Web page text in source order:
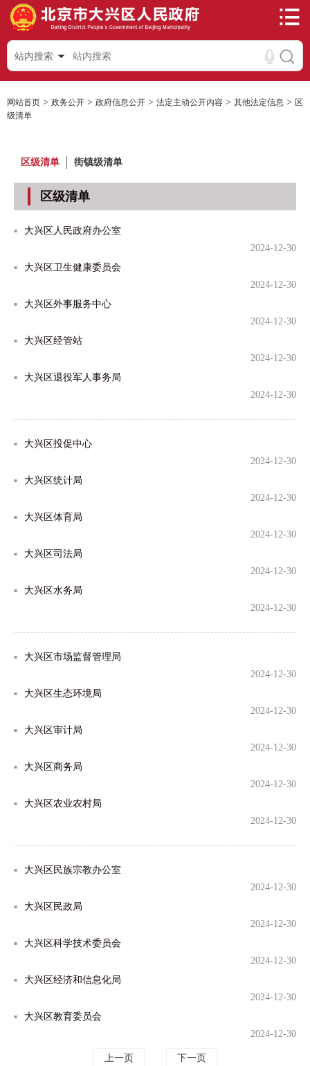
站内搜索
网站首页 > 政务公开 > 政府信息公开 > 法定主动公开内容 > 其他法定信息 > 区
级清单
区级清单 街镇级清单
区级清单
大兴区人民政府办公室
2024-12-30
大兴区卫生健康委员会
2024-12-30
大兴区外事服务中心
2024-12-30
大兴区经管站
2024-12-30
大兴区退役军人事务局
2024-12-30
大兴区投促中心
2024-12-30
大兴区统计局
2024-12-30
大兴区体育局
2024-12-30
大兴区司法局
2024-12-30
大兴区水务局
2024-12-30
大兴区市场监督管理局
2024-12-30
大兴区生态环境局
2024-12-30
大兴区审计局
2024-12-30
大兴区商务局
2024-12-30
大兴区农业农村局
2024-12-30
大兴区民族宗教办公室
2024-12-30
大兴区民政局
2024-12-30
大兴区科学技术委员会
2024-12-30
大兴区经济和信息化局
2024-12-30
大兴区教育委员会
2024-12-30
上一页 下一页